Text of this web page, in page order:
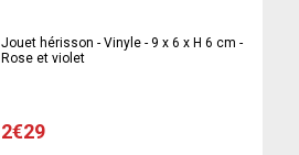
Jouet hérisson - Vinyle - 9 x 6 x H 6 cm -
Rose et violet
2€29